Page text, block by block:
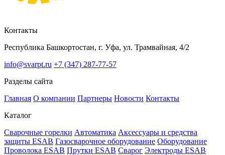
Контакты
Республика Башкортостан, г. Уфа, ул. Трамвайная, 4/2
info@svarpt.ru +7 (347) 287-77-57
Разделы сайта
Главная О компании Партнеры Новости Контакты
Каталог
Cварочные горелки Автоматика Аксессуары и средства
защиты ESAB Газосварочное оборудование Оборудование
Проволока ESAB Прутки ESAB Сварог Электроды ESAB